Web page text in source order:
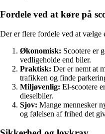
Fordele ved at køre på
Der er flere fordele ved at vælge
Økonomisk: Scootere er
vedligeholde end biler.
Praktisk: Der er nemt at
trafikken og finde
Miljøvenlig: El-scootere
dieselbiler.
Sjov: Mange mennesker
og følelsen af frihed det